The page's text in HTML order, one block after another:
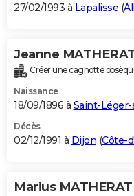
27/02/1993 à Lapalisse (
Jeanne
Créer une cagnotte
Naissance
18/09/1896 à Saint-
Décès
02/12/1991 à Dijon (Côte-
Marius MATHERAT